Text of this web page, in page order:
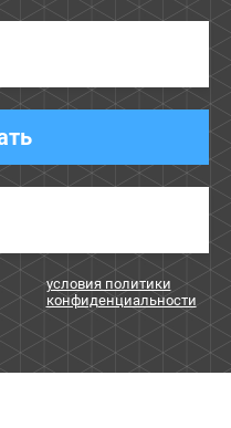
условия политики
конфиденциальности